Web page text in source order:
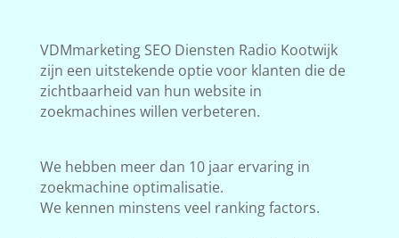
VDMmarketing SEO Diensten Radio Kootwijk
zijn een uitstekende optie voor klanten die de
zichtbaarheid van hun website in
zoekmachines willen verbeteren.
We hebben meer dan 10 jaar ervaring in
zoekmachine optimalisatie.
We kennen minstens veel ranking factors.